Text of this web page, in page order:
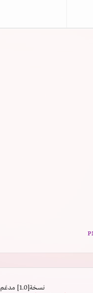
نسخة[1.0] مدعَم بالسرعة | يدعم كافة المتصفحات